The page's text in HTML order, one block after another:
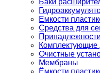
Баки
Емкости
Средства для
Комплектующие
Очистные
Мембраны